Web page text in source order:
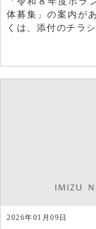
体募集」の案内が
くは、添付のチラ
2026年01月09日